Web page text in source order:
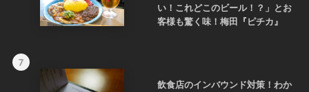
い！これどこのビール！？」とお
客様も驚く味！梅田『ピチカ』
7
飲食店のインバウンド対策！わか